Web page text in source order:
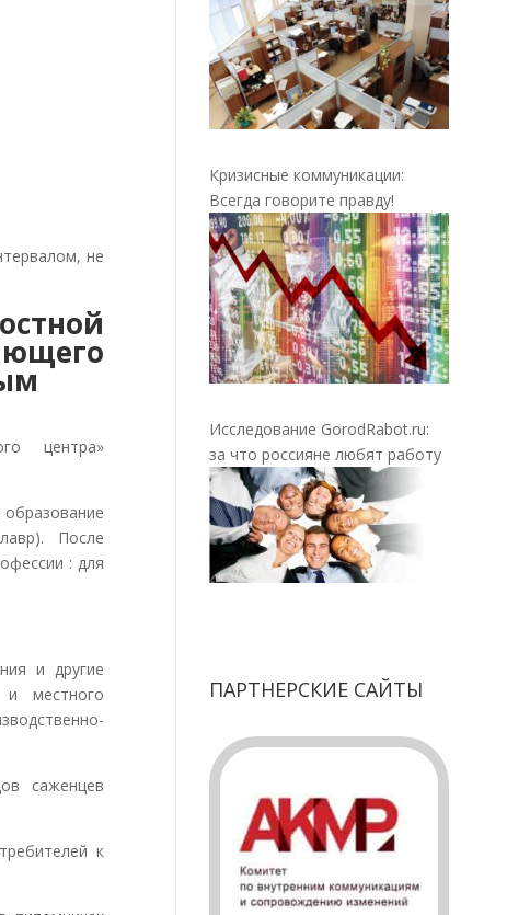
не
центра»
После
: для
и другие
и местного
саженцев
к
Кризисные коммуникации:
Всегда говорите правду!
Исследование GorodRabot.ru:
за что россияне любят работу
ПАРТНЕРСКИЕ САЙТЫ